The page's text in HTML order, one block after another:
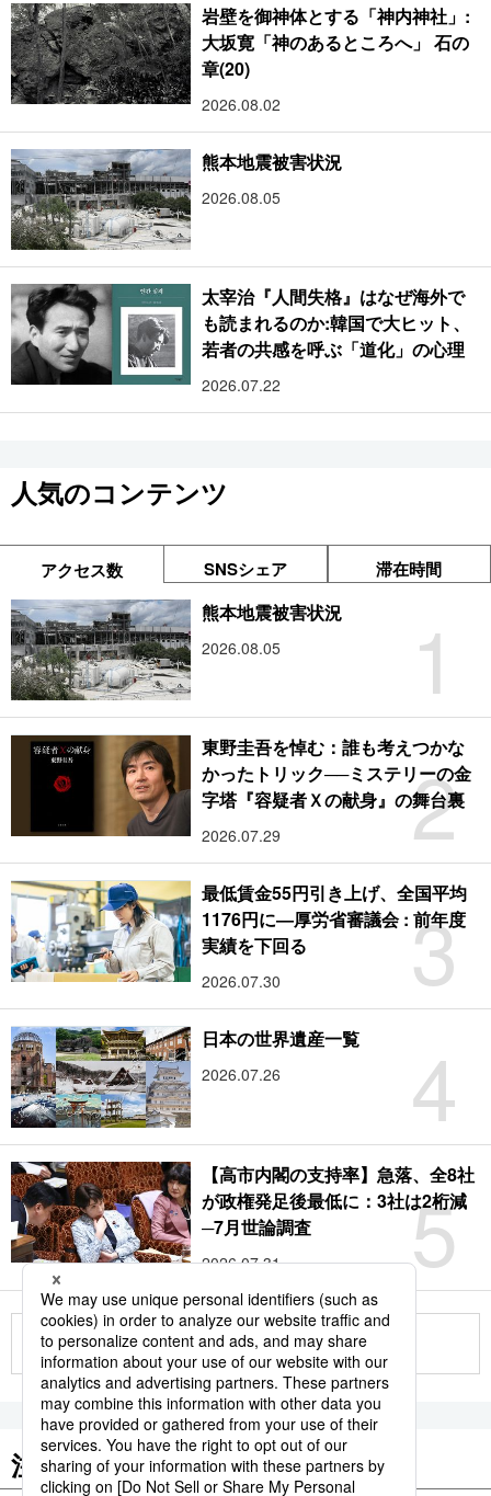
岩壁を御神体とする「神内神社」:
大坂寛「神のあるところへ」 石の
章(20)
2026.08.02
熊本地震被害状況
2026.08.05
太宰治『人間失格』はなぜ海外で
も読まれるのか:韓国で大ヒット、
若者の共感を呼ぶ「道化」の心理
2026.07.22
人気のコンテンツ
アクセス数 SNSシェア 滞在時間
1
熊本地震被害状況
2026.08.05
2
東野圭吾を悼む：誰も考えつかな
かったトリック──ミステリーの金
字塔『容疑者Ｘの献身』の舞台裏
2026.07.29
3
最低賃金55円引き上げ、全国平均
1176円に―厚労省審議会 : 前年度
実績を下回る
2026.07.30
4
日本の世界遺産一覧
2026.07.26
5
【高市内閣の支持率】急落、全8社
が政権発足後最低に：3社は2桁減
─7月世論調査
2026.07.31
もっと見る
注目のキーワード